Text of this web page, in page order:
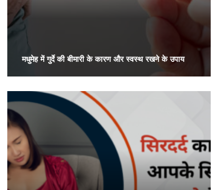
मधुमेह में गुर्दे की बीमारी के कारण और स्वस्थ रखने के उपाय